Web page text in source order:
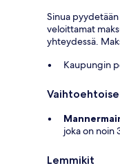
Sinua
veloittamat
yhteydessä.
Kaupungin
joka on noin
Lemmikit